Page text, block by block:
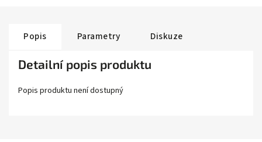
Popis Parametry Diskuze
Detailní popis produktu
Popis produktu není dostupný